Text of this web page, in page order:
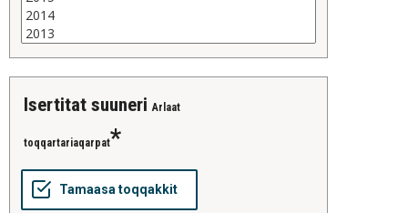
isertitat suuneri Arlaat
toqqartariaqarpat